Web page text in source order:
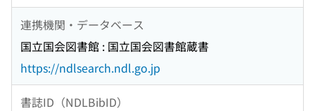
連携機関・データベース
国立国会図書館 : 国立国会図書館蔵書
https://ndlsearch.ndl.go.jp
書誌ID（NDLBibID）